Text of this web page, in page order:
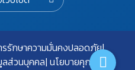
รรักษาความมั่นคงปลอดภัย
ส่วนบุคคล นโยบายคุกกี้